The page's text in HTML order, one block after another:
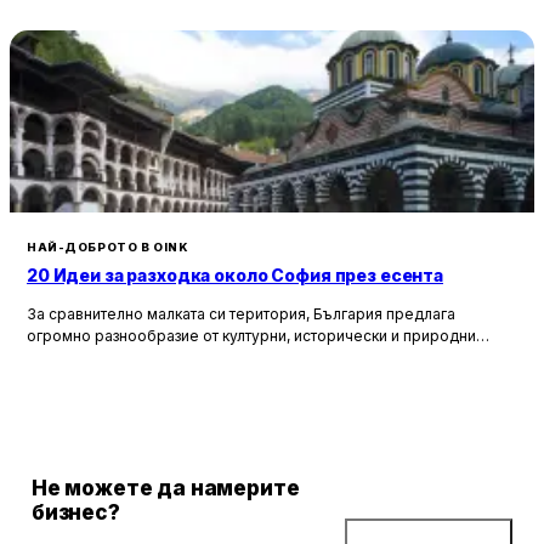
НАЙ-ДОБРОТО В OINK
20 Идеи за разходка около София през есента
За сравнително малката си територия, България предлага
огромно разнообразие от културни, исторически и природни
Не можете да намерите
бизнес?